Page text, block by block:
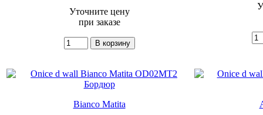
Уточните цену
при заказе
Bianco Matita